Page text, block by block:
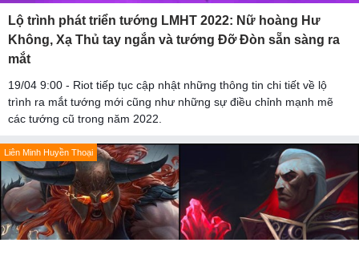
Lộ trình phát triển tướng LMHT 2022: Nữ hoàng Hư
Không, Xạ Thủ tay ngắn và tướng Đỡ Đòn sẵn sàng ra
mắt
19/04 9:00 - Riot tiếp tục cập nhật những thông tin chi tiết về lộ
trình ra mắt tướng mới cũng như những sự điều chỉnh mạnh mẽ
các tướng cũ trong năm 2022.
Liên Minh Huyền Thoại